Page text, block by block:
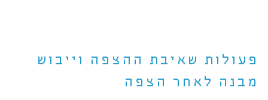
פעולות שאיבת ההצפה וייבוש
מבנה לאחר הצפה